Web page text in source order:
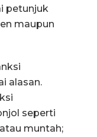
petunjuk
maupun
alasan.
seperti
muntah;